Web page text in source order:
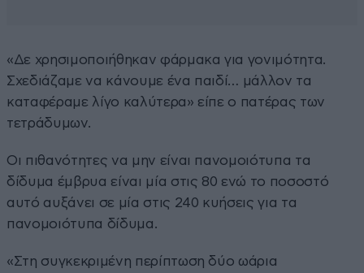
«Δε χρησιμοποιήθηκαν φάρμακα για γονιμότητα.
Σχεδιάζαμε να κάνουμε ένα παιδί… μάλλον τα
καταφέραμε λίγο καλύτερα» είπε ο πατέρας των
τετράδυμων.
Οι πιθανότητες να μην είναι πανομοιότυπα τα
δίδυμα έμβρυα είναι μία στις 80 ενώ το ποσοστό
αυτό αυξάνει σε μία στις 240 κυήσεις για τα
πανομοιότυπα δίδυμα.
«Στη συγκεκριμένη περίπτωση δύο ωάρια